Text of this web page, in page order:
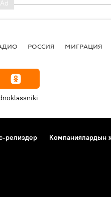
РОССИЯ МИГРАЦИЯ
релиздер Компаниялардын